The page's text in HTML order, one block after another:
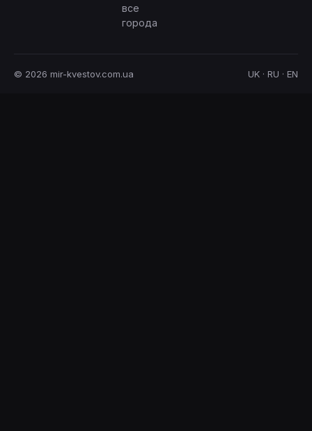
все
города
© 2026 mir-kvestov.com.ua UK · RU · EN